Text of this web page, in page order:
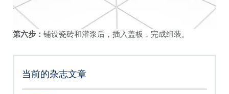
第六步： 铺设瓷砖和灌浆后，插入盖板，完成组装。
当前的杂志文章